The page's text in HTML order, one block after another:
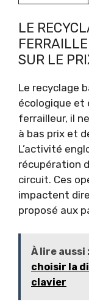
LE
SUR LE
Le recyclage
écologique et
ferrailleur, il
à bas prix et
L’activité
récupération
circuit. Ces
impactent
proposé aux
À lire aussi :
choisir la
clavier